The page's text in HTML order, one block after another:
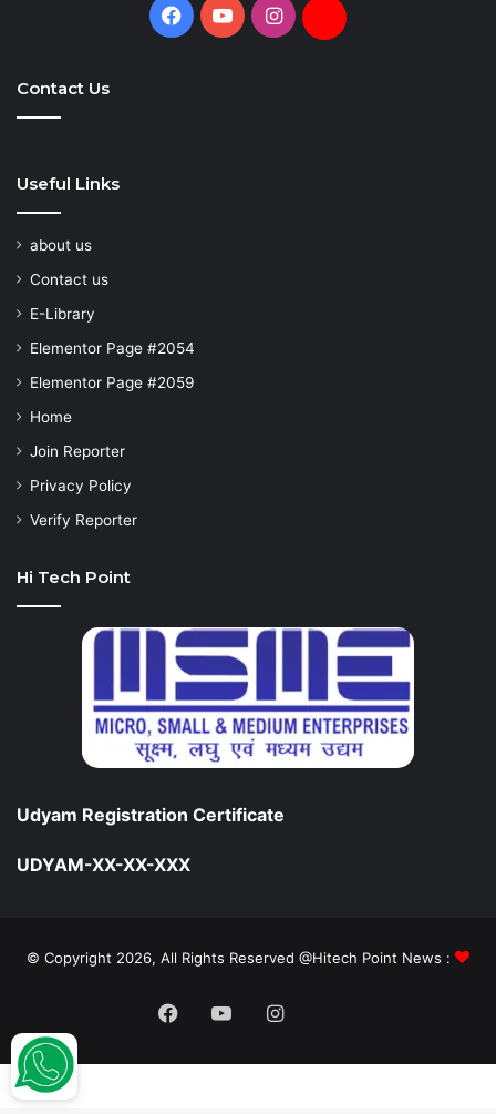
Facebook
YouTubeInstagramDaily
Contact Us
Useful Links
about us
Contact us
E-Library
Elementor Page #2054
Elementor Page #2059
Home
Join Reporter
Privacy Policy
Verify Reporter
Hi Tech Point
Udyam Registration Certificate
UDYAM-XX-XX-XXX
© Copyright 2026, All Rights Reserved @Hitech Point News :
Facebook
YouTubeInstagram
Hunt